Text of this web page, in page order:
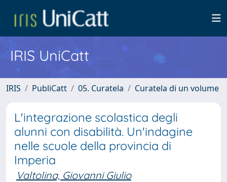
IRIS UniCatt
IRIS PubliCatt 05. Curatela Curatela di un volume
L'integrazione scolastica degli
alunni con disabilità. Un'indagine
nelle scuole della provincia di
Imperia
Valtolina, Giovanni Giulio